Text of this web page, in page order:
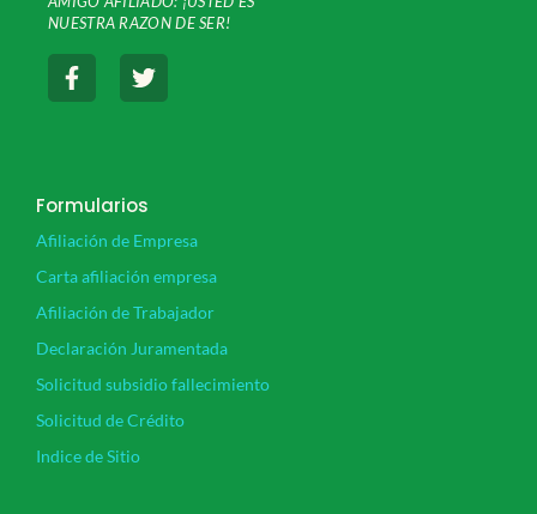
NUESTRARAZON DE SER!
F
a
c
o
-
f
T
w
i
r
Formularios
Afiliación de Empresa
Carta afiliación empresa
Afiliación de Trabajador
Declaración Juramentada
Solicitud subsidio fallecimiento
Solicitud de Crédito
Indice de Sitio